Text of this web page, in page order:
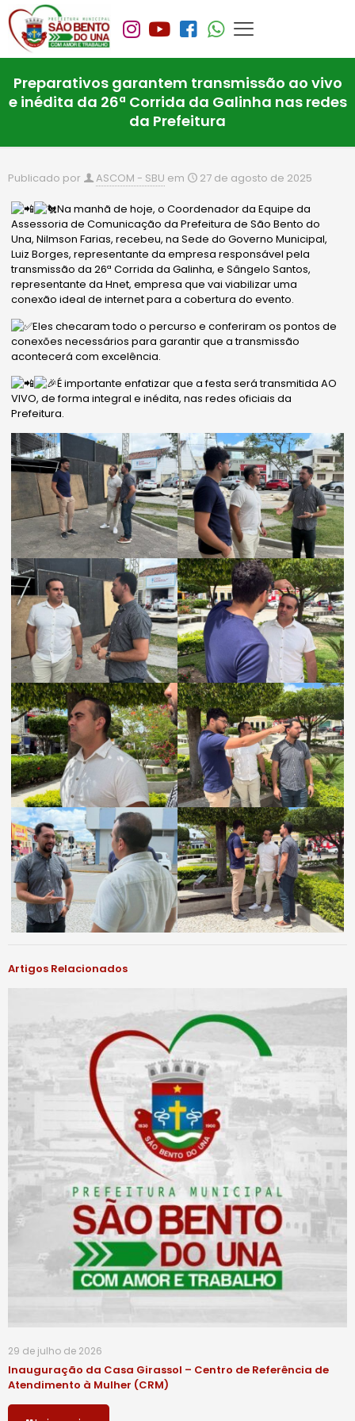
Preparativos garantem transmissão ao vivo
e inédita da 26ª Corrida da Galinha nas redes
da Prefeitura
Publicado por ASCOM - SBU em 27 de agosto de 2025
Na manhã de hoje, o Coordenador da Equipe da
Assessoria de Comunicação da Prefeitura de São Bento do
Una, Nilmson Farias, recebeu, na Sede do Governo Municipal,
Luiz Borges, representante da empresa responsável pela
transmissão da 26ª Corrida da Galinha, e Sângelo Santos,
representante da Hnet, empresa que vai viabilizar uma
conexão ideal de internet para a cobertura do evento.
Eles checaram todo o percurso e conferiram os pontos de
conexões necessários para garantir que a transmissão
acontecerá com excelência.
É importante enfatizar que a festa será transmitida AO
VIVO, de forma integral e inédita, nas redes oficiais da
Prefeitura.
Artigos Relacionados
29 de julho de 2026
Inauguração da Casa Girassol – Centro de Referência de
Atendimento à Mulher (CRM)